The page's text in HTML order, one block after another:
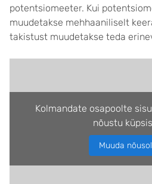
potentsiomeeter. Kui
muudetakse mehhaaniliselt
takistust muudetakse teda
Kolmandate osapoolte
nõustu
Muuda